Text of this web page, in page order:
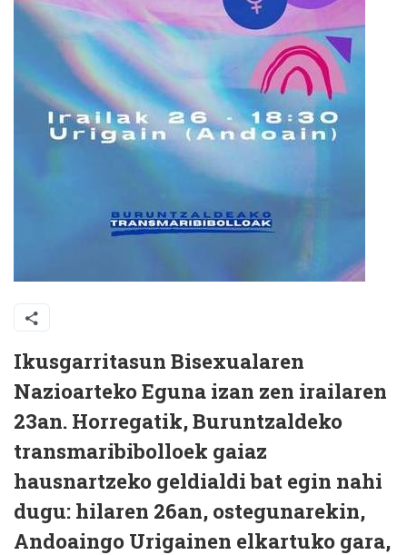
Ikusgarritasun Bisexualaren
Nazioarteko Eguna izan zen irailaren
23an. Horregatik, Buruntzaldeko
transmaribibolloek gaiaz
hausnartzeko geldialdi bat egin nahi
dugu: hilaren 26an, ostegunarekin,
Andoaingo Urigainen elkartuko gara,